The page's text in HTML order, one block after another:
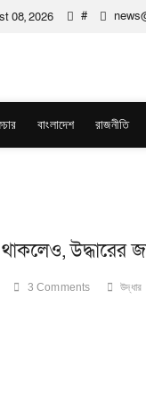
08, 2026 #
বাংলাদেশ রাজনীতি
3 Comments উদ্ধার